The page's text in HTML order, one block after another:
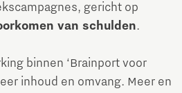
gericht op
van schulden.
binnen ‘Brainport voor
inhoud en omvang. Meer en